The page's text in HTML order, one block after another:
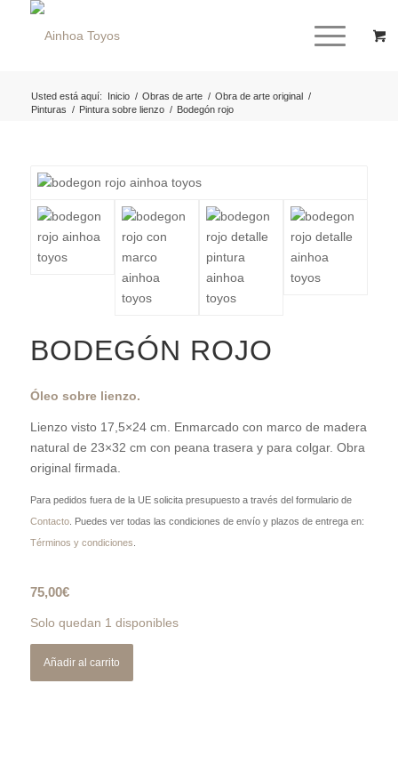
Usted está aquí: Inicio / Obras de arte / Obra de arte original /
Pinturas / Pintura sobre lienzo / Bodegón rojo
BODEGÓN ROJO
Óleo sobre lienzo.
Lienzo visto 17,5×24 cm. Enmarcado con marco de madera
natural de 23×32 cm con peana trasera y para colgar. Obra
original firmada.
Para pedidos fuera de la UE solicita presupuesto a través del formulario de
Contacto. Puedes ver todas las condiciones de envío y plazos de entrega en:
Términos y condiciones
75,00€
Solo quedan 1 disponibles
Añadir al carrito